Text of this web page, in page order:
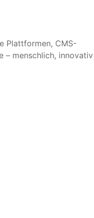
Plattformen, CMS-
– menschlich, innovativ